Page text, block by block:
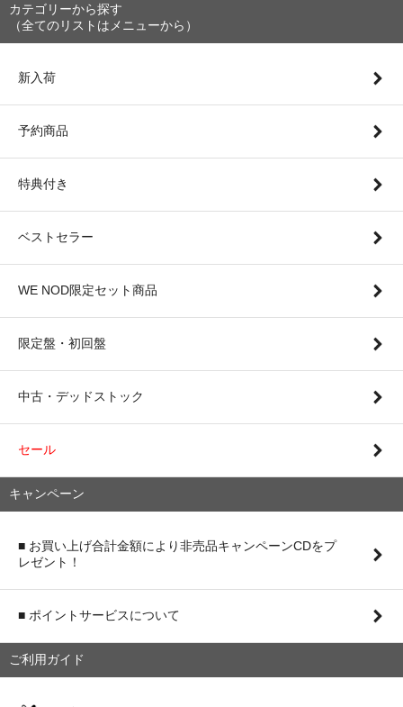
カテゴリーから探す
（全てのリストはメニューから）
新入荷
予約商品
特典付き
ベストセラー
WE NOD限定セット商品
限定盤・初回盤
中古・デッドストック
セール
キャンペーン
■ お買い上げ合計金額により非売品キャンペーンCDをプ
レゼント！
■ ポイントサービスについて
ご利用ガイド